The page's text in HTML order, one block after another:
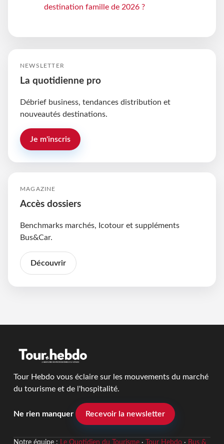
destination famille de 2026 ?
NEWSLETTER
La quotidienne pro
Débrief business, tendances distribution et
nouveautés destinations.
Je m'inscris
MAGAZINE
Accès dossiers
Benchmarks marchés, Icotour et suppléments
Bus&Car.
Découvrir
Tour Hebdo vous éclaire sur les mouvements du marché
du tourisme et de l'hospitalité.
Ne rien manquer Recevoir la newsletter